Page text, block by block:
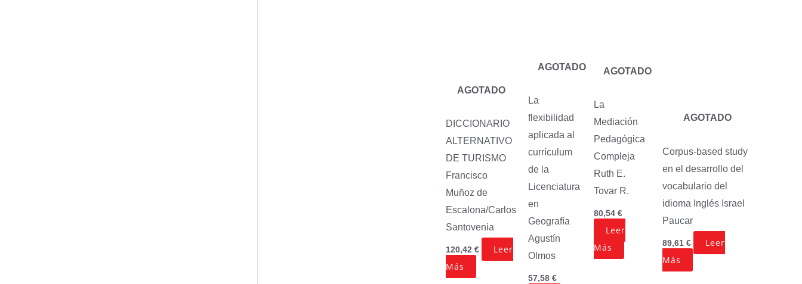
AGOTADO
DICCIONARIO
ALTERNATIVO
DE TURISMO
Francisco
Muñoz de
Escalona/Carlos
Santovenia
120,42 €
Leer
Más
AGOTADO
La
flexibilidad
aplicada al
currículum
de la
Licenciatura
en
Geografía
Agustín
Olmos
57,58 €
AGOTADO
La
Mediación
Pedagógica
Compleja
Ruth E.
Tovar R.
80,54 €
Leer
Más
AGOTADO
Corpus-based study
en el desarrollo del
vocabulario del
idioma Inglés Israel
Paucar
89,61 €
Leer
Más